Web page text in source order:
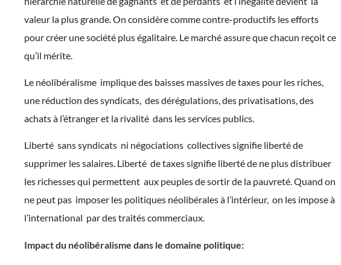
valeur la plus grande. On considère comme contre-productifs les efforts
pour créer une société plus égalitaire. Le marché assure que chacun reçoit ce
qu’il mérite.
Le néolibéralisme implique des baisses massives de taxes pour les riches,
une réduction des syndicats, des dérégulations, des privatisations, des
achats à l’étranger et la rivalité dans les services publics.
Liberté sans syndicats ni négociations collectives signifie liberté de
supprimer les salaires. Liberté de taxes signifie liberté de ne plus distribuer
les richesses qui permettent aux peuples de sortir de la pauvreté. Quand on
ne peut pas imposer les politiques néolibérales à l’intérieur, on les impose à
l’international par des traités commerciaux.
Impact du néolibéralisme dans le domaine politique: